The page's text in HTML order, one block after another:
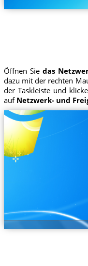
Öffnen Sie das
dazu mit der rechten
der Taskleiste und
auf Netzwerk- und